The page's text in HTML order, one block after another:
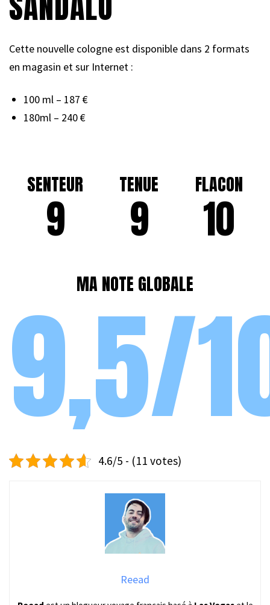
Cette nouvelle cologne est disponible dans 2 formats
en magasin et sur Internet :
100 ml – 187 €
180ml – 240 €
SENTEUR
9
TENUE
9
FLACON
10
MA NOTE GLOBALE
9,5/
4.6/5 - (11 votes)
Reead